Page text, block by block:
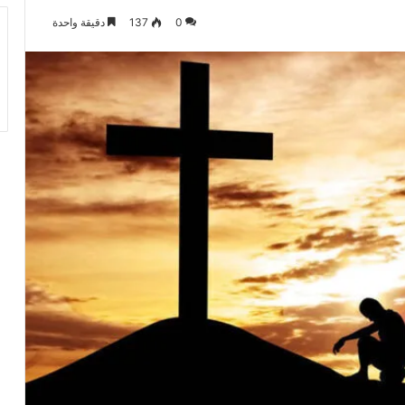
0
137 دقيقة واحدة